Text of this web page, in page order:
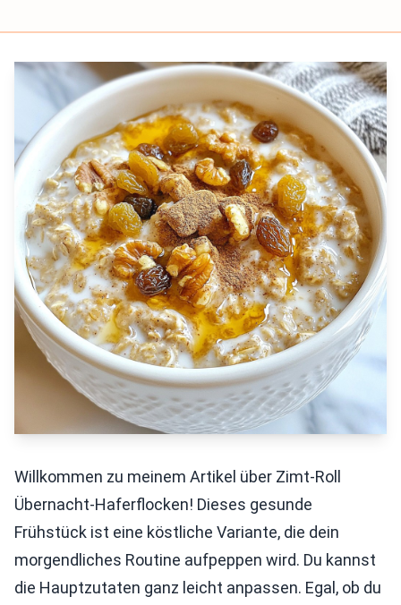
Willkommen zu meinem Artikel über Zimt-Roll
Übernacht-Haferflocken! Dieses gesunde
Frühstück ist eine köstliche Variante, die dein
morgendliches Routine aufpeppen wird. Du kannst
die Hauptzutaten ganz leicht anpassen. Egal, ob du